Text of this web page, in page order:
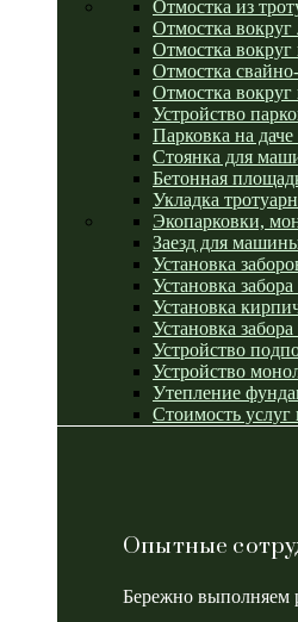
Отмостка из
Отмостка вокруг
Отмостка
Отмостка
Отмостка вокруг
Устройство
Парковка на
Стоянка для
Бетонная
Укладка
Экопарковки,
Заезд для
Установка
Установка
Установка
Установка
Устройство
Устройство
Утепление
Стоимость услуг
Опытные
Бережно выполняем